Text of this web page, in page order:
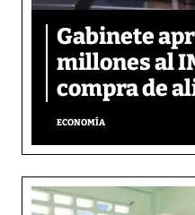
Gabinete
millones al
compra de
ECONOMÍA